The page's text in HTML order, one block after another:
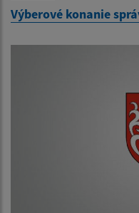
Výberové konanie